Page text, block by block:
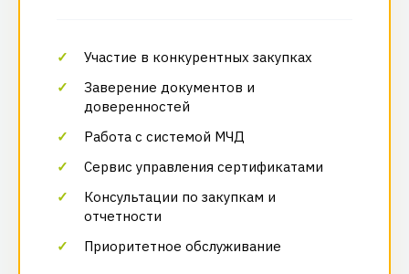
Участие в конкурентных закупках
Заверение документов и
доверенностей
Работа с системой МЧД
Сервис управления сертификатами
Консультации по закупкам и
отчетности
Приоритетное обслуживание